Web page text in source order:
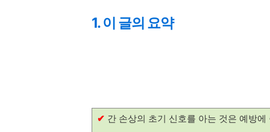
1. 이 글의 요약
✔ 간 손상의 초기 신호를 아는 것은 예방에